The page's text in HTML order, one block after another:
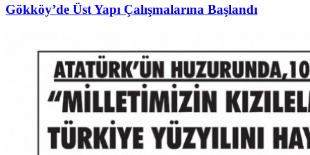
Gökköy’de Üst Yapı Çalışmalarına Başlandı